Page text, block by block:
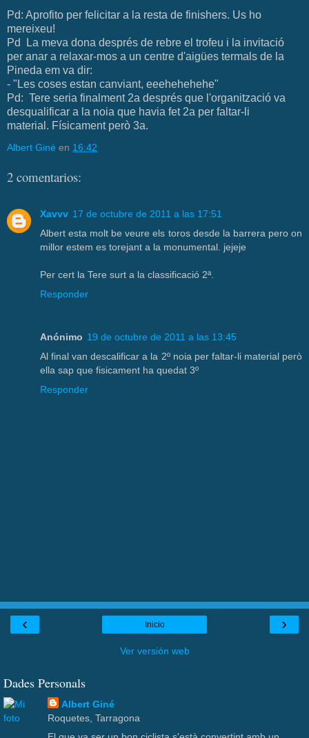
Pd: Aprofito per felicitar a la resta de finishers. Us ho
mereixeu!
Pd La meva dona després de rebre el trofeu i la invitació
per anar a relaxar-mos a un centre d'aigües termals de la
Pineda em va dir:
- "Les coses estan canviant, eeehehehehe"
Pd: Tere seria finalment 2a després que l'organització va
desqualificar a la noia que havia fet 2a per faltar-li
material. Físicament però 3a.
Albert Giné en 16:42
2 comentarios:
Xavvv 17 de octubre de 2011 a las 17:51
Albert esta molt be veure els toros desde la barrera pero on
millor estem es torejant a la monumental. jejeje
Per cert la Tere surt a la classificació 2ª.
Responder
Anónimo 19 de octubre de 2011 a las 13:45
Al final van descalificar a la 2º noia per faltar-li material però
ella sap que fisicament ha quedat 3º
Responder
‹ ›
Inicio
Ver versión web
Dades Personals
Albert Giné
Roquetes, Tarragona